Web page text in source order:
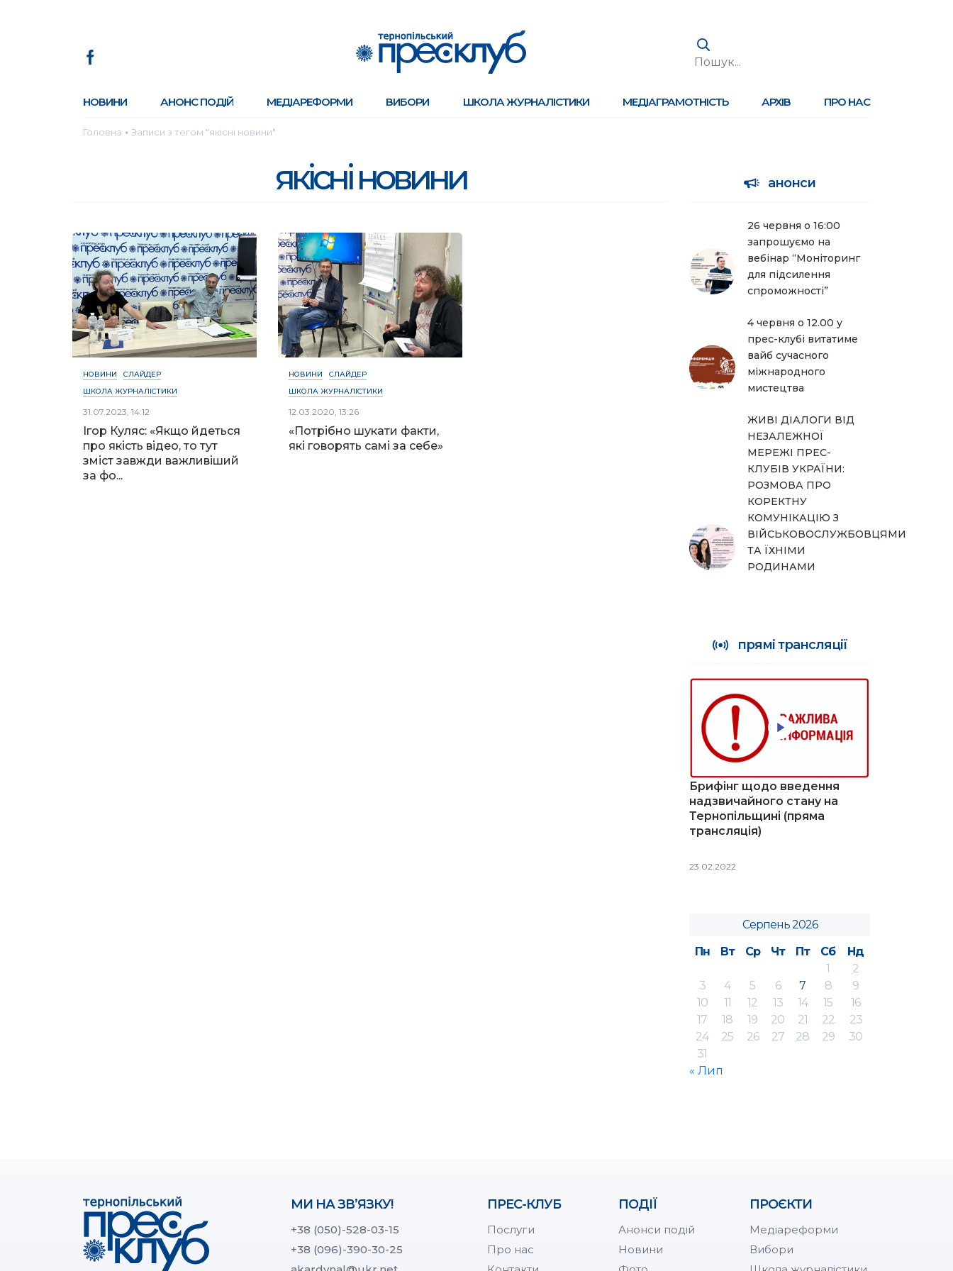
НОВИНИ АНОНС ПОДІЙ МЕДІАРЕФОРМИ ВИБОРИ ШКОЛА ЖУРНАЛІСТИКИ МЕДІАГРАМОТНІСТЬ АРХІВ ПРО НАС
Головна ● Записи з тегом "якісні новини"
якісні новини
НОВИНИ
СЛАЙДЕР
ШКОЛА ЖУРНАЛІСТИКИ
31.07.2023, 14:12
Ігор Куляс: «Якщо йдеться
про якість відео, то тут
зміст завжди важливіший
за фо...
НОВИНИ
СЛАЙДЕР
ШКОЛА ЖУРНАЛІСТИКИ
12.03.2020, 13:26
«Потрібно шукати факти,
які говорять самі за себе»
анонси
26 червня о 16:00
запрошуємо на
вебінар “Моніторинг
для підсилення
спроможності”
4 червня о 12.00 у
прес-клубі витатиме
вайб сучасного
міжнародного
мистецтва
ЖИВІ ДІАЛОГИ ВІД
НЕЗАЛЕЖНОЇ
МЕРЕЖІ ПРЕС-
КЛУБІВ УКРАЇНИ:
РОЗМОВА ПРО
КОРЕКТНУ
КОМУНІКАЦІЮ З
ВІЙСЬКОВОСЛУЖБОВЦЯМИ
ТА ЇХНІМИ
РОДИНАМИ
прямі трансляції
Брифінг щодо введення
надзвичайного стану на
Тернопільщині (пряма
трансляція)
23.02.2022
Серпень 2026
Пн
Вт Ср Чт Пт Сб
Нд
1
2
3
4 5 6 7 8
9
10
11 12 13 14 15
16
17
18 19 20 21 22
23
24
25 26 27 28 29
30
31
« Лип
МИ НА ЗВ’ЯЗКУ!
+38 (050)-528-03-15
+38 (096)-390-30-25
ПРЕС-КЛУБ
Послуги
Про нас
ПОДІЇ
Анонси подій
Новини
ПРОЄКТИ
Медіареформи
Вибори